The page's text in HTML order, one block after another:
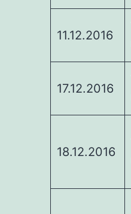
11.12.2016
17.12.2016
18.12.2016